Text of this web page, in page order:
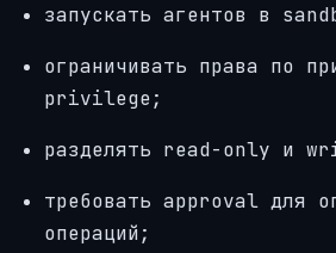
запускать агентов в
ограничивать права по
privilege;
разделять read-only и
требовать approval для
операций;